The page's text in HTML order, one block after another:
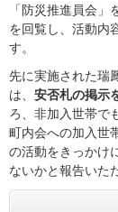
「防災推進員会
を回覧し、活動内
す。
先に実施された瑞
は、 安否札の掲示
ろ、非加入世帯で
町内会への加入世
の活動をきっかけ
ないかと報告いた